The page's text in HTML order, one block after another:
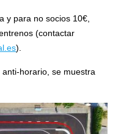
y para no socios 10€,
(contactar
).
horario, se muestra